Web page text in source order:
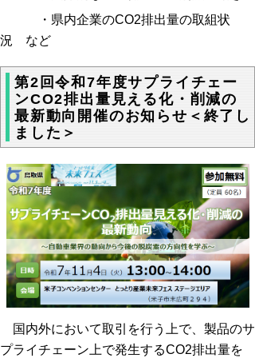
・県内企業のCO2排出量の取組状
況 など
第2回令和7年度サプライチェー
ンCO2排出量見える化・削減の
最新動向開催のお知らせ＜終了し
ました＞
国内外において取引を行う上で、製品のサ
プライチェーン上で発生するCO2排出量を